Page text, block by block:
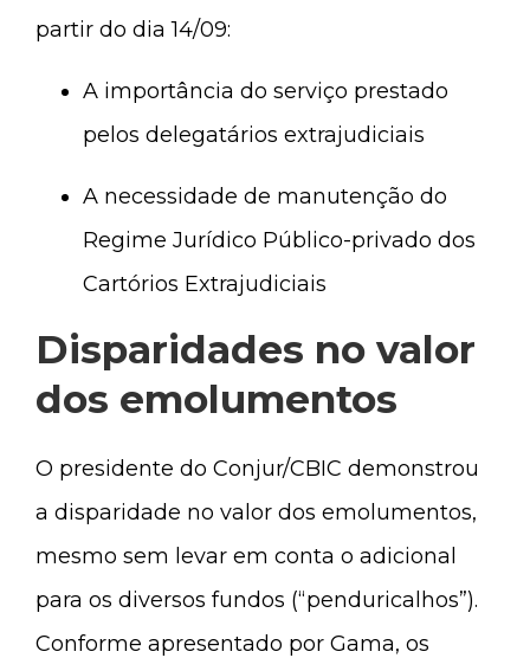
partir do dia 14/09:
A importância do serviço prestado
pelos delegatários extrajudiciais
A necessidade de manutenção do
Regime Jurídico Público-privado dos
Cartórios Extrajudiciais
Disparidades no valor
dos emolumentos
O presidente do Conjur/CBIC demonstrou
a disparidade no valor dos emolumentos,
mesmo sem levar em conta o adicional
para os diversos fundos (“penduricalhos”).
Conforme apresentado por Gama, os